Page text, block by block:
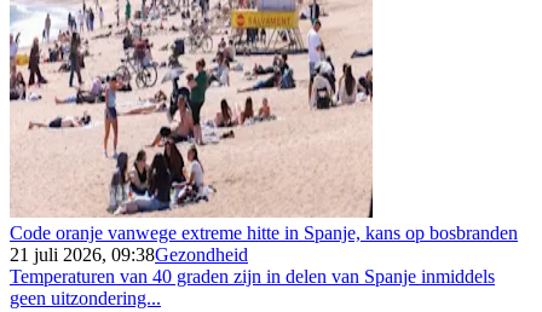
Code oranje vanwege extreme hitte in Spanje, kans op bosbranden
21 juli 2026, 09:38Gezondheid
Temperaturen van 40 graden zijn in delen van Spanje inmiddels
geen uitzondering...